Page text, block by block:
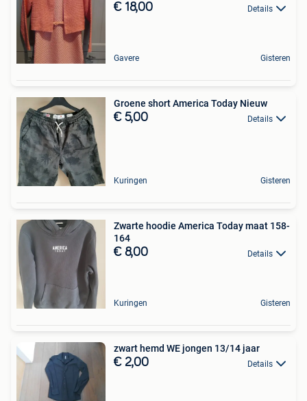
€ 18,00 Details
Gavere Gisteren
Groene short America Today Nieuw
€ 5,00 Details
Kuringen Gisteren
Zwarte hoodie America Today maat 158-
164
€ 8,00 Details
Kuringen Gisteren
zwart hemd WE jongen 13/14 jaar
€ 2,00 Details